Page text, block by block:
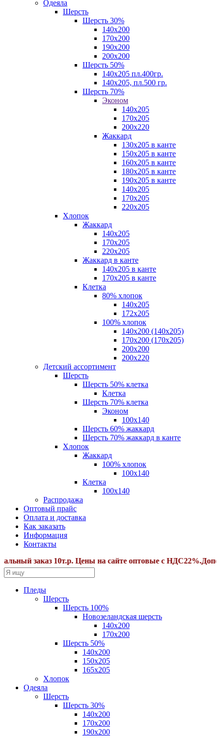
Одеяла
Шерсть
Шерсть 30%
140х200
170х200
190х200
200х200
Шерсть 50%
140х205 пл.400гр.
140х205, пл.500 гр.
Шерсть 70%
Эконом
140х205
170х205
200х220
Жаккард
130х205 в канте
150х205 в канте
160х205 в канте
180х205 в канте
190х205 в канте
140х205
170х205
220х205
Хлопок
Жаккард
140x205
170х205
220х205
Жаккард в канте
140х205 в канте
170х205 в канте
Клетка
80% хлопок
140x205
172х205
100% хлопок
140x200 (140х205)
170x200 (170х205)
200х200
200х220
Детский ассортимент
Шерсть
Шерсть 50% клетка
Клетка
Шерсть 70% клетка
Эконом
100x140
Шерсть 60% жаккард
Шерсть 70% жаккард в канте
Хлопок
Жаккард
100% хлопок
100x140
Клетка
100х140
Распродажа
Оптовый прайс
Оплата и доставка
Как заказать
Информация
Контакты
заказ 10т.р. Цены на сайте оптовые с
Пледы
Шерсть
Шерсть 100%
Новозеландская шерсть
140х200
170x200
Шерсть 50%
140x200
150х205
165х205
Хлопок
Одеяла
Шерсть
Шерсть 30%
140х200
170х200
190х200